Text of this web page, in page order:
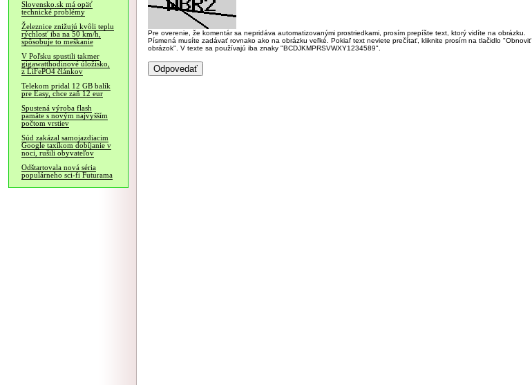
Slovensko.sk má opäť
technické problémy
Železnice znižujú kvôli teplu
rýchlosť iba na 50 km/h,
spôsobuje to meškanie
V Poľsku spustili takmer
gigawatthodinové úložisko,
z LiFePO4 článkov
Telekom pridal 12 GB balík
pre Easy, chce zaň 12 eur
Spustená výroba flash
pamäte s novým najvyšším
počtom vrstiev
Súd zakázal samojazdiacim
Google taxíkom dobíjanie v
noci, rušili obyvateľov
Odštartovala nová séria
populárneho sci-fi Futurama
Pre overenie, že komentár sa nepridáva automatizovanými prostriedkami, prosím prepíšte text, ktorý vidíte na obrázku.
Písmená musíte zadávať rovnako ako na obrázku veľké. Pokiaľ text neviete prečítať, kliknite prosím na tlačidlo "Obnoviť
obrázok". V texte sa používajú iba znaky "BCDJKMPRSVWXY1234589".